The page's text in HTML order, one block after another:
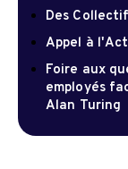
Des
Appel à
Foire aux
employés
Alan Turing